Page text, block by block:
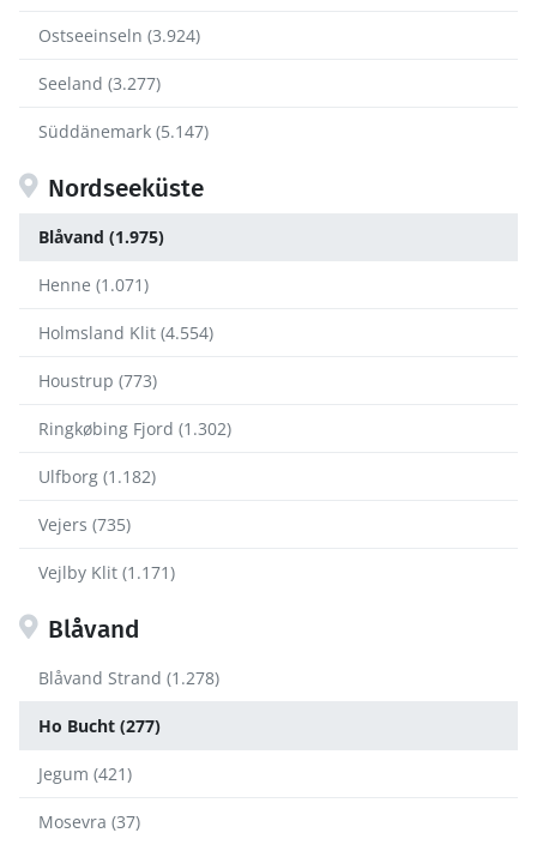
Ostseeinseln (3.924)
Seeland (3.277)
Süddänemark (5.147)
Nordseeküste
Blåvand (1.975)
Henne (1.071)
Holmsland Klit (4.554)
Houstrup (773)
Ringkøbing Fjord (1.302)
Ulfborg (1.182)
Vejers (735)
Vejlby Klit (1.171)
Blåvand
Blåvand Strand (1.278)
Ho Bucht (277)
Jegum (421)
Mosevra (37)